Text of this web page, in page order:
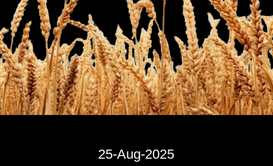
25-Aug-2025